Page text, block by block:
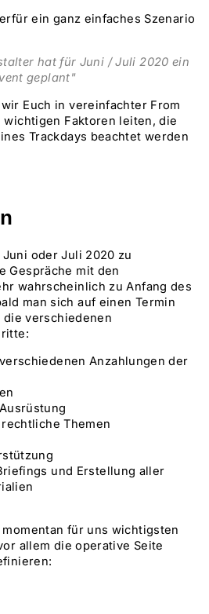
ein ganz einfaches Szenario
hat für Juni / Juli 2020 ein
geplant"
Euch in vereinfachter From
Faktoren leiten, die
Trackdays beachtet werden
oder Juli 2020 zu
Gespräche mit den
wahrscheinlich zu Anfang des
man sich auf einen Termin
verschiedenen
Anzahlungen der
Themen
und Erstellung aller
für uns wichtigsten
allem die operative Seite